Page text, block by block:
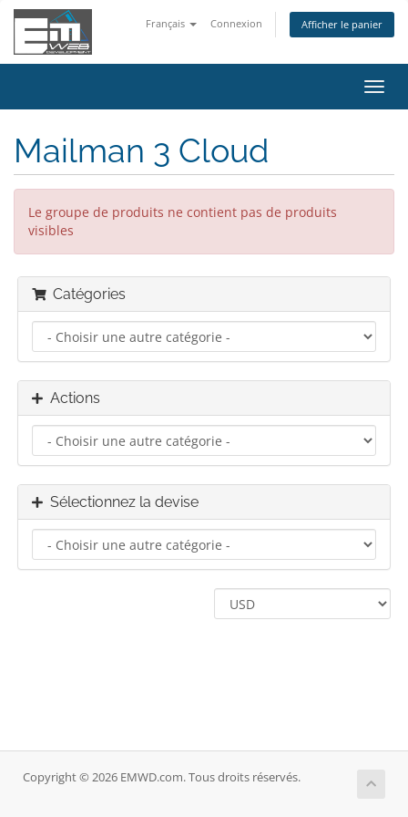
Français Connexion Afficher le panier
la
Mailman 3 Cloud
Le groupe de produits ne contient pas de produits
visibles
Catégories
Actions
Sélectionnez la devise
Copyright © 2026 EMWD.com. Tous droits réservés.